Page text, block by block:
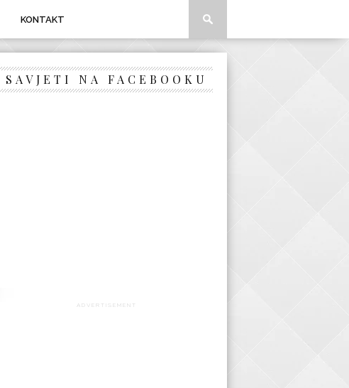
KONTAKT
SAVJETI NA FACEBOOKU
ADVERTISEMENT